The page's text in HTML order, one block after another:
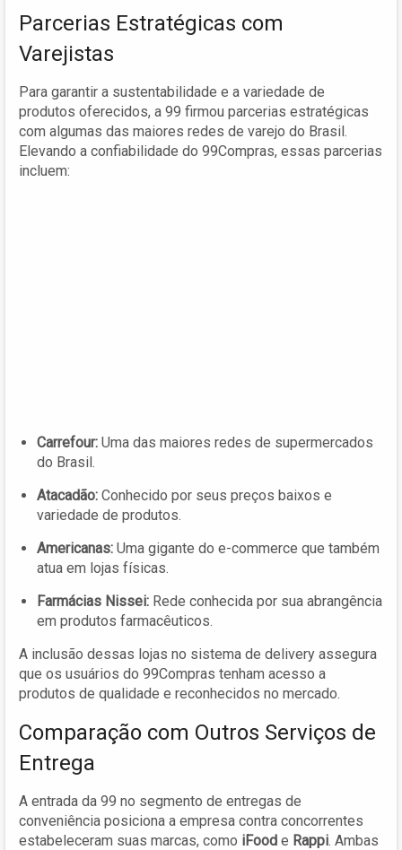
Parcerias Estratégicas com
Varejistas
Para garantir a sustentabilidade e a variedade de
produtos oferecidos, a 99 firmou parcerias estratégicas
com algumas das maiores redes de varejo do Brasil.
Elevando a confiabilidade do 99Compras, essas parcerias
incluem:
Carrefour: Uma das maiores redes de supermercados
do Brasil.
Atacadão: Conhecido por seus preços baixos e
variedade de produtos.
Americanas: Uma gigante do e-commerce que também
atua em lojas físicas.
Farmácias Nissei: Rede conhecida por sua abrangência
em produtos farmacêuticos.
A inclusão dessas lojas no sistema de delivery assegura
que os usuários do 99Compras tenham acesso a
produtos de qualidade e reconhecidos no mercado.
Comparação com Outros Serviços de
Entrega
A entrada da 99 no segmento de entregas de
conveniência posiciona a empresa contra concorrentes
estabeleceram suas marcas, como iFood e Rappi. Ambas